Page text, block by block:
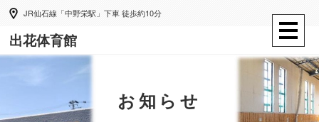
JR仙石線「中野栄駅」下車 徒歩約10分
出花体育館
お知らせ